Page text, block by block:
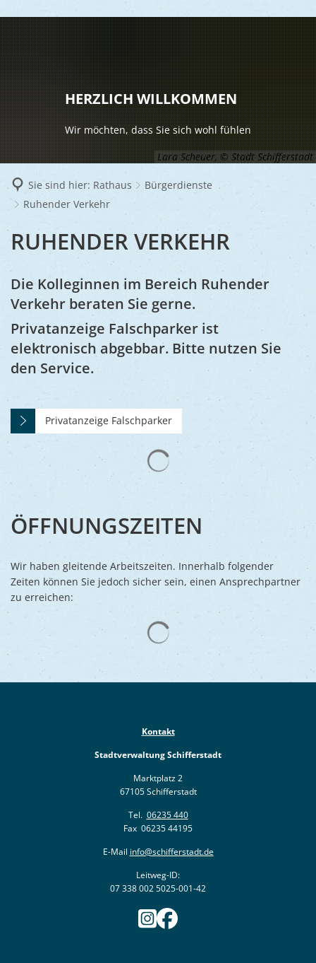
LEBEN
Vereine
Kinder
Senioren
Ukraine
RATHAUS
Aktuelles
Bürger-
Wahlen
Schulen
Lara Scheuer, © Stadt Schifferstadt
HERZLICH WILLKOMMEN
Wir möchten, dass Sie sich wohl fühlen
Sie sind hier: Rathaus
Bürgerdienste
Ruhender Verkehr
RUHENDER
VERKEHR
RUHENDER VERKEHR
Die Kolleginnen im Bereich Ruhender
Verkehr beraten Sie gerne.
Privatanzeige Falschparker ist
elektronisch abgebbar. Bitte nutzen Sie
den Service.
Privatanzeige Falschparker
ÖFFNUNGSZEITEN
Wir haben gleitende Arbeitszeiten. Innerhalb folgender
Zeiten können Sie jedoch sicher sein, einen Ansprechpartner
zu erreichen:
Kontakt
Stadtverwaltung Schifferstadt
Marktplatz 2
67105 Schifferstadt
Tel. 06235 440
Fax 06235 44195
E-Mail info@schifferstadt.de
Leitweg-ID:
07 338 002 5025-001-42